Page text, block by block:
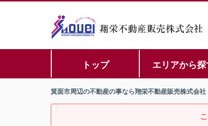
トップ エリアから探
箕面市周辺の不動産の事なら翔栄不動産販売株式会社